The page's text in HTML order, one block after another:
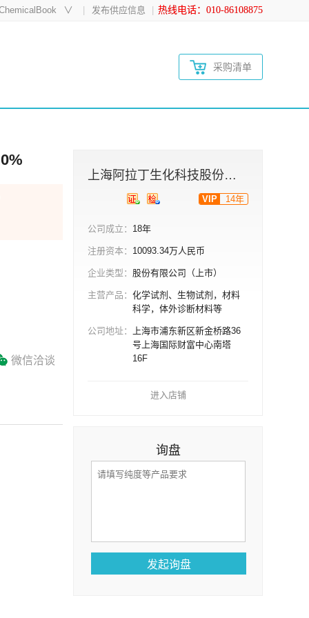
热线电话：010-86108875
∨ 发布供应信息
采购清单
微信洽谈
上海阿拉丁生化科技股份有限公司
VIP 14年
公司成立： 18年
注册资本： 10093.34万人民币
企业类型： 股份有限公司（上市）
主营产品： 化学试剂、生物试剂，材料
科学，体外诊断材料等
公司地址：
上海市浦东新区新金桥路36
号上海国际财富中心南塔
16F
进入店铺
询盘